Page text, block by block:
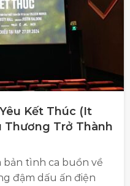
Kết Thúc (It
Thương Trở Thành
bản tình ca buồn về
đậm dấu ấn điện